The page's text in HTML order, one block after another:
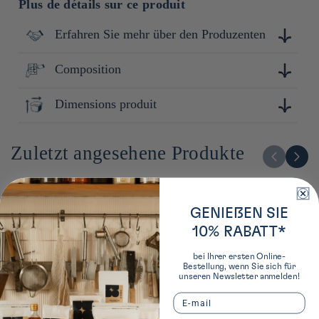
Plus de détails sur ce produit
Erfahren Sie mehr über den Produzenten
Basée à Wakayama, l’entreprise Torune a été fondée en 1965
et se spécialise dans la fabrication et la vente d’articles
ménagers du quotidien. Portée par une volonté d’apporter
praticité et ingéniosité à la vie domestique, elle conçoit des
Composition
Résine ABSDimensions produit
Zuletzt angesehene Produkte
GENIEßEN SIE
10% RABATT*
bei Ihrer ersten Online-
Bestellung, wenn Sie sich für
unseren Newsletter anmelden!
Email